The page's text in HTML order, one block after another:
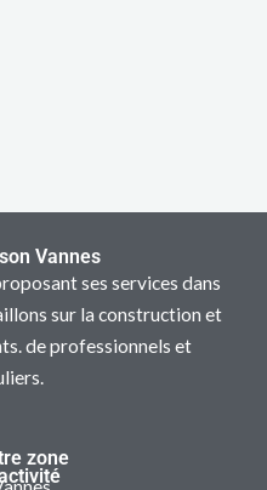
Vannes
ses services dans
sur la construction et
de professionnels et
zone